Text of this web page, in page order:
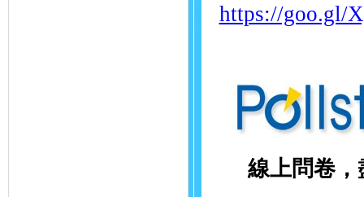
https://goo.gl/
線上問卷，